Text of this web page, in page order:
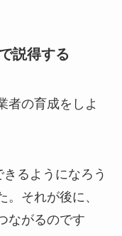
説得する
者の育成をしよ
るようになろう
。それが後に、
ながるのです